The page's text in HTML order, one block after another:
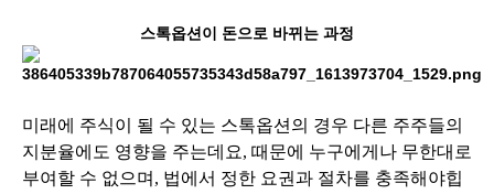
스톡옵션이 돈으로 바뀌는 과정
미래에 주식이 될 수 있는 스톡옵션의 경우 다른 주주들의
지분율에도 영향을 주는데요, 때문에 누구에게나 무한대로
부여할 수 없으며, 법에서 정한 요권과 절차를 충족해야힙